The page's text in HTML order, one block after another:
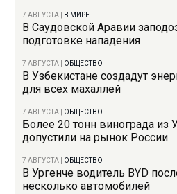
7 АВГУСТА В МИРЕ
В Саудовской Аравии
подготовке нападения
7 АВГУСТА ОБЩЕСТВО
В Узбекистане создадут
для всех махаллей
7 АВГУСТА ОБЩЕСТВО
Более 20 тонн винограда из
допустили на рынок России
7 АВГУСТА ОБЩЕСТВО
В Ургенче водитель BYD
несколько автомобилей